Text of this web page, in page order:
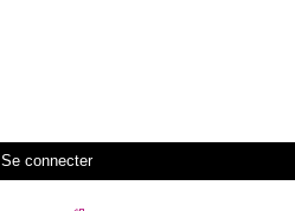
Se connecter